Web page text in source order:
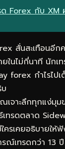
ด Forex กับ XM
สั่นสะเทือนอี
ในไม่กี่นาที นักเ
forex กำไรไปเ
เจาะลึกทุกแง่มุ
ทรดตลาด
ครเคยอธิบายให้
รณ์เทรดกว่า 13